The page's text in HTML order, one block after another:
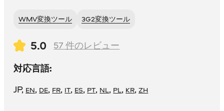
WMV変換ツール 3G2変換ツール
5.0 57 件のレビュー
対応言語:
JP, EN, DE, FR, IT, ES, PT, NL, PL, KR,ZH